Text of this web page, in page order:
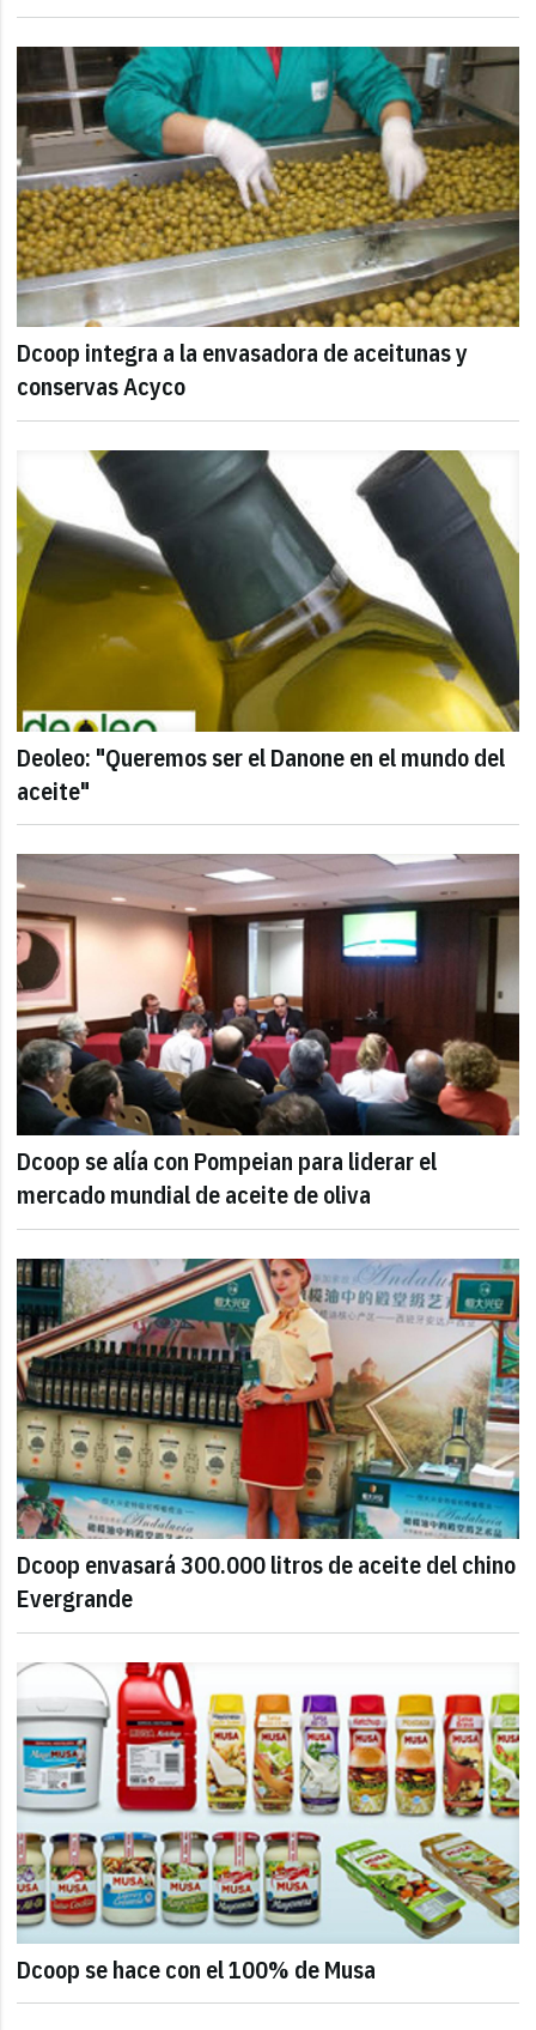
Dcoop integra a la envasadora de aceitunas y
conservas Acyco
Deoleo: "Queremos ser el Danone en el mundo del
aceite"
Dcoop se alía con Pompeian para liderar el
mercado mundial de aceite de oliva
Dcoop envasará 300.000 litros de aceite del chino
Evergrande
Dcoop se hace con el 100% de Musa